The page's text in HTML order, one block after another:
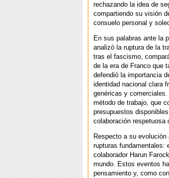
rechazando la idea de
compartiendo su visión
consuelo personal y
En sus palabras ante la
analizó la ruptura de la
tras el fascismo,
de la era de Franco que
defendió la importancia
identidad nacional clara
genéricas y
método de trabajo, que
presupuestos
colaboración respetuosa
Respecto a su
rupturas fundamentales:
colaborador Harun
mundo. Estos eventos
pensamiento y, como